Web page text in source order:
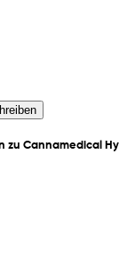
zu Cannamedical